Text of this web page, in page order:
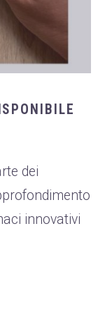
dei
innovativi